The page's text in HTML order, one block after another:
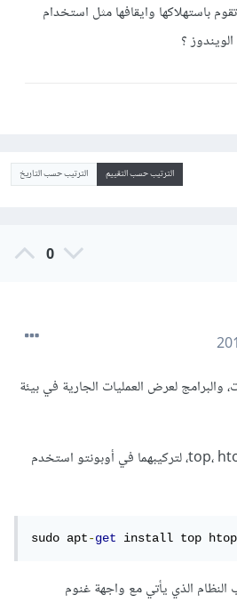
باستهلاكها وايقافها مثل استخدام
الترتيب حسب التقييم الترتيب حسب التاريخ
0
والبرامج لعرض العمليات الجارية في بيئة
لسطر الأوامر لدينا الأداتين top، htop، لتركيبهما في أوبونتو استخدم
sudo apt-get install top htop
النظام الذي يأتي مع واجهة غنوم